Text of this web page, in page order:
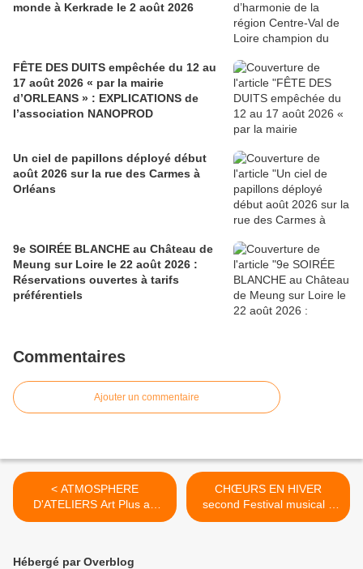
monde à Kerkrade le 2 août 2026
FÊTE DES DUITS empêchée du 12 au
17 août 2026 « par la mairie
d’ORLEANS » : EXPLICATIONS de
l’association NANOPROD
Un ciel de papillons déployé début
août 2026 sur la rue des Carmes à
Orléans
9e SOIRÉE BLANCHE au Château de
Meung sur Loire le 22 août 2026 :
Réservations ouvertes à tarifs
préférentiels
Commentaires
Ajouter un commentaire
< ATMOSPHERE
D'ATELIERS Art Plus au
Château des Longues
CHŒURS EN HIVER
second Festival musical à
OLIVET les 4, 5 et 6 mars
Hébergé par Overblog